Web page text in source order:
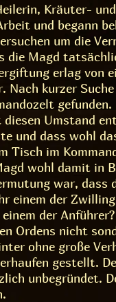
Kräuter- und
und begann
um die
die Magd
erlag von
kurzer
Umstand
und dass wohl
Tisch im
wohl damit in
war, dass
einem der
der
Ordens nicht
ohne große
gestellt.
unbegründet.